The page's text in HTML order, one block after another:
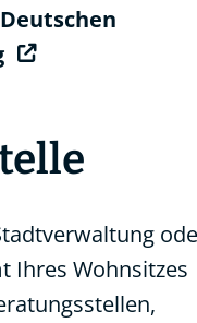
Ihres Wohnsitzes